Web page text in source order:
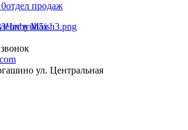
отдел продаж
Чат в Max
ул. Центральная